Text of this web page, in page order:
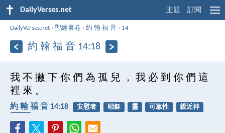
DailyVerses.net 主題 訂閱
DailyVerses.net ›聖經書卷 ›約 翰 福 音 › 14
約 翰 福 音 14:18
我 不 撇 下 你 們 為 孤 兒 ， 我 必 到 你 們 這
裡 來 。
約 翰 福 音 14:18 安慰者 耶穌 靈 可靠性
親近神